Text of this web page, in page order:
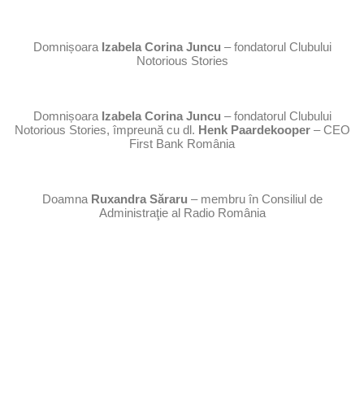
Domnișoara Izabela Corina Juncu – fondatorul Clubului
Notorious Stories
Domnișoara Izabela Corina Juncu – fondatorul Clubului
Notorious Stories, împreună cu dl. Henk Paardekooper– CEO
First Bank România
Doamna Ruxandra Săraru – membru în Consiliul de
Administraţie al Radio România